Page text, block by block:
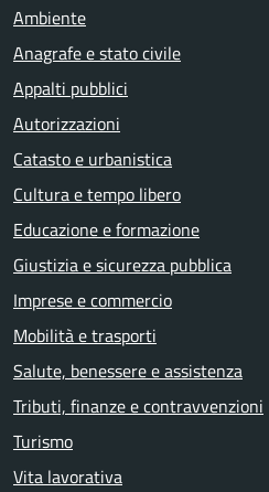
Ambiente
Anagrafe e stato civile
Appalti pubblici
Autorizzazioni
Catasto e urbanistica
Cultura e tempo libero
Educazione e formazione
Giustizia e sicurezza pubblica
Imprese e commercio
Mobilità e trasporti
Salute, benessere e assistenza
Tributi, finanze e contravvenzioni
Turismo
Vita lavorativa